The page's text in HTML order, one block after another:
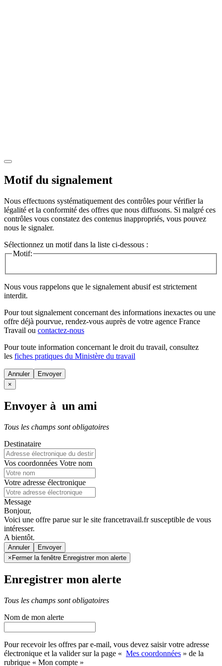
Motif du signalement
Nous effectuons systématiquement des contrôles pour vérifier la
légalité et la conformité des offres que nous diffusons. Si malgré ces
contrôles vous constatez des contenus inappropriés, vous pouvez
nous le signaler.
Sélectionnez un motif dans la liste ci-dessous :
Motif:
Nous vous rappelons que le signalement abusif est strictement
interdit.
Pour tout signalement concernant des informations inexactes ou une
offre déjà pourvue, rendez-vous auprès de votre agence France
Travail ou contactez-nous
Pour toute information concernant le droit du travail, consultez
les fiches pratiques du Ministère du travail
Annuler
×
Envoyer à un ami
Tous les champs sont obligatoires
Destinataire
Vos coordonnées Votre nom
Votre adresse électronique
Message
Bonjour,
Voici une offre parue sur le site francetravail.fr susceptible de vous
intéresser.
A bientôt.
Annuler
× Fermer la fenêtre Enregistrer mon alerte
Enregistrer mon alerte
Tous les champs sont obligatoires
Nom de mon alerte
Pour recevoir les offres par e-mail, vous devez saisir votre adresse
électronique et la valider sur la page « Mes coordonnées » de la
rubrique « Mon compte »